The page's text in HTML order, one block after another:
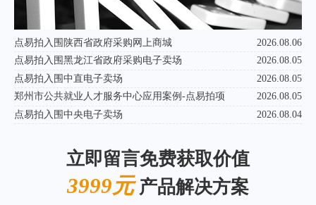
点易拍入围陕西省政府采购网上商城
2026.08.06
点易拍入围黑龙江省政府采购电子卖场
2026.08.05
点易拍入围中直电子卖场
2026.08.05
郑州市公共就业人才服务中心应用案例-点易拍项
2026.08.05
点易拍入围中央电子卖场
2026.08.04
立即留言免费获取价值
3999元产品解决方案